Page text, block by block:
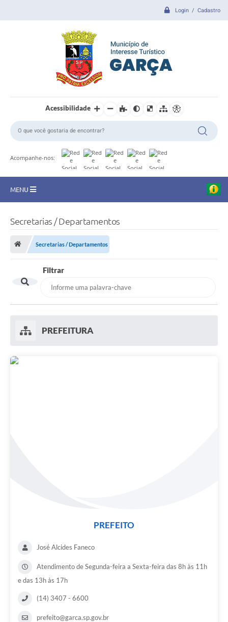
Login / Cadastro
Acessibilidade
Acompanhe-nos:
MENU
CIDADE
Prefeitura
DIÁRIO OFICIAL
PLANO DIRETOR DO MUNICÍPIO DE GARÇA
Pré-Cadastro de Vacinação Antirrábica
Cultura
PGRS Digital
LDO - 2025
Credenciamento Feirantes
Secretarias / Departamentos
Secretarias / Departamentos
Filtrar
PREFEITURA
PREFEITO
José Alcides Faneco
Atendimento de Segunda-feira a Sexta-feira das 8h às 11h
e das 13h às 17h
(14) 3407 - 6600
prefeito@garca.sp.gov.br